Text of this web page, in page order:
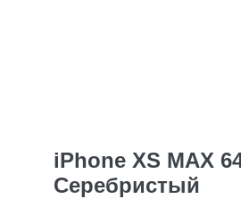
iPhone XS MAX
Серебристый